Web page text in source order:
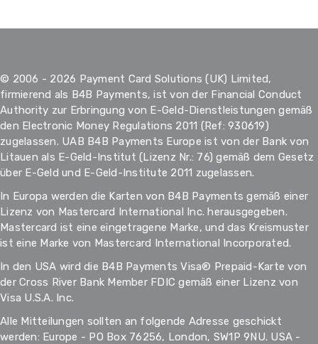
© 2006 - 2026 Payment Card Solutions (UK) Limited,
firmierend als B4B Payments, ist von der Financial Conduct
Authority zur Erbringung von E-Geld-Dienstleistungen gemäß
den Electronic Money Regulations 2011 (Ref: 930619)
zugelassen. UAB B4B Payments Europe ist von der Bank von
Litauen als E-Geld-Institut (Lizenz Nr.: 76) gemäß dem Gesetz
über E-Geld und E-Geld-Institute 2011 zugelassen.
In Europa werden die Karten von B4B Payments gemäß einer
Lizenz von Mastercard International Inc. herausgegeben.
Mastercard ist eine eingetragene Marke, und das Kreismuster
ist eine Marke von Mastercard International Incorporated.
In den USA wird die B4B Payments Visa® Prepaid-Karte von
der Cross River Bank Member FDIC gemäß einer Lizenz von
Visa U.S.A. Inc.
Alle Mitteilungen sollten an folgende Adresse geschickt
werden: Europe - PO Box 76256, London, SW1P 9NU. USA -